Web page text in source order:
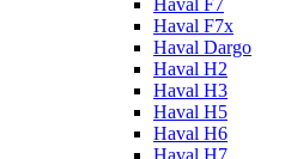
Haval F7
Haval F7x
Haval Dargo
Haval H2
Haval H3
Haval H5
Haval H6
Haval H7